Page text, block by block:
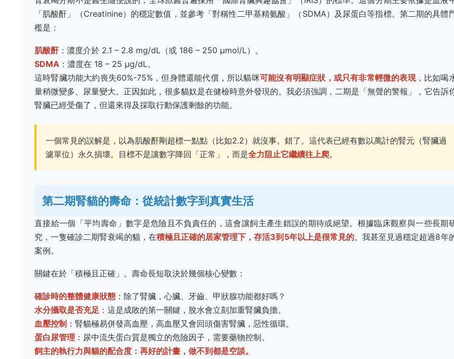
「肌酸酐」（Creatinine）的穩定數值，並參考「對稱性二甲基精氨酸」（SDMA）及尿蛋白等指標。第二期的具體
檻是：
肌酸酐：濃度介於 2.1 – 2.8 mg/dL（或 186 – 250 µmol/L）。
SDMA ：濃度在 18 – 25 µg/dL。
這時腎臟功能大約喪失60%-75%，但身體還能代償，所以貓咪可能沒有明顯症狀，或只有非常輕微的表現，比如喝
量稍微變多、尿量變大。正因如此，很多貓奴是在健檢時意外發現的。我必須強調，二期是「無聲的警報」，它告訴
腎臟已經受傷了，但還來得及採取行動保護剩餘的功能。
一個常見的誤解是，以為肌酸酐剛超標一點點（比如2.2）就沒事。錯了。這代表已經有數以萬計的腎元（腎臟過
濾單位）永久損壞。目標不是讓數字降回「正常」，而是全力阻止它繼續往上爬。
第二期腎貓的壽命：從統計數字到真實生活
直接給一個「平均壽命」數字是危險且不負責任的，這會讓飼主產生錯誤的期待或絕望。根據臨床觀察與一些長期
究，一隻確診二期腎衰竭的貓，在積極且正確的居家管理下，存活3到5年以上是很常見的。我甚至見過穩定超過8年
案例。
關鍵在於「積極且正確」。壽命長短取決於幾個核心變數：
確診時的整體健康狀態 ：除了腎臟，心臟、牙齒、甲狀腺功能都好嗎？
水分攝取是否充足 ：這是成敗的第一關鍵，脫水會立刻加重腎臟負擔。
血壓控制 ：腎貓極易併發高血壓，高血壓又會回頭傷害腎臟，惡性循環。
蛋白尿管理 ：尿中流失蛋白質是獨立的危險因子，需要藥物控制。
飼主的執行力與貓的配合度：再好的計畫，做不到都是空談。